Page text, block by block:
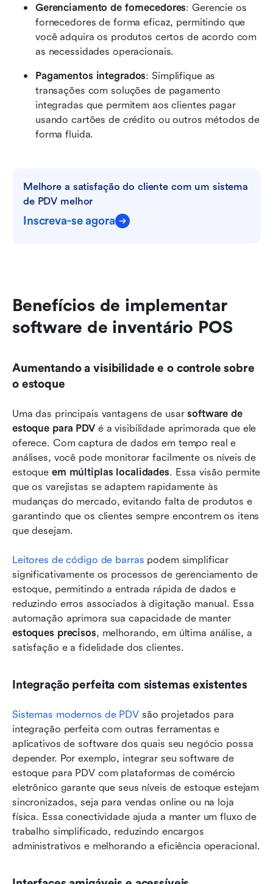
Gerenciamento de fornecedores: Gerencie os
fornecedores de forma eficaz, permitindo que
você adquira os produtos certos de acordo com
as necessidades operacionais.
Pagamentos integrados: Simplifique as
transações com soluções de pagamento
integradas que permitem aos clientes pagar
usando cartões de crédito ou outros métodos de
forma fluida.
Melhore a satisfação do cliente com um sistema
de PDV melhor
Inscreva-se agora
Benefícios de implementar
software de inventário POS
Aumentando a visibilidade e o controle sobre
o estoque
Uma das principais vantagens de usar software de
estoque para PDV é a visibilidade aprimorada que ele
oferece. Com captura de dados em tempo real e
análises, você pode monitorar facilmente os níveis de
estoque em múltiplas localidades. Essa visão permite
que os varejistas se adaptem rapidamente às
mudanças do mercado, evitando falta de produtos e
garantindo que os clientes sempre encontrem os itens
que desejam.
Leitores de código de barras podem simplificar
significativamente os processos de gerenciamento de
estoque, permitindo a entrada rápida de dados e
reduzindo erros associados à digitação manual. Essa
automação aprimora sua capacidade de manter
estoques precisos, melhorando, em última análise, a
satisfação e a fidelidade dos clientes.
Integração perfeita com sistemas existentes
Sistemas modernos de PDV são projetados para
integração perfeita com outras ferramentas e
aplicativos de software dos quais seu negócio possa
depender. Por exemplo, integrar seu software de
estoque para PDV com plataformas de comércio
eletrônico garante que seus níveis de estoque estejam
sincronizados, seja para vendas online ou na loja
física. Essa conectividade ajuda a manter um fluxo de
trabalho simplificado, reduzindo encargos
administrativos e melhorando a eficiência operacional.